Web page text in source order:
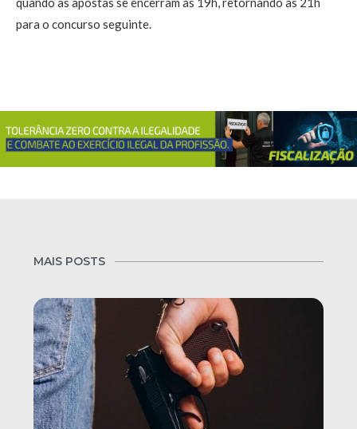
para o concurso seguinte.
MAIS POSTS